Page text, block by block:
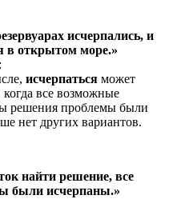
исчерпались, и
в открытом море.»
:
исчерпаться может
все возможные
решения проблемы были
нет других вариантов.
найти решение, все
были исчерпаны.»